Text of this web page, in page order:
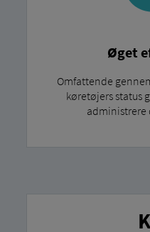
Øget
Omfattende
køretøjers status
administrere